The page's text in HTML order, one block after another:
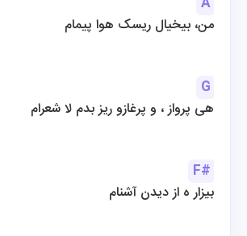
من، بیخیال ریسک هوا پیمام
G
هی پرواز ، و پرغازو ریز بدم لا شعرام
F#
بیزار ه از دیدن آشنام